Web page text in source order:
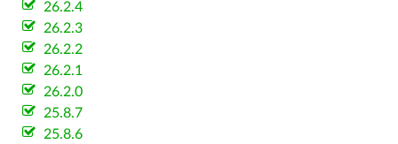
26.2.4
26.2.3
26.2.2
26.2.1
26.2.0
25.8.7
25.8.6